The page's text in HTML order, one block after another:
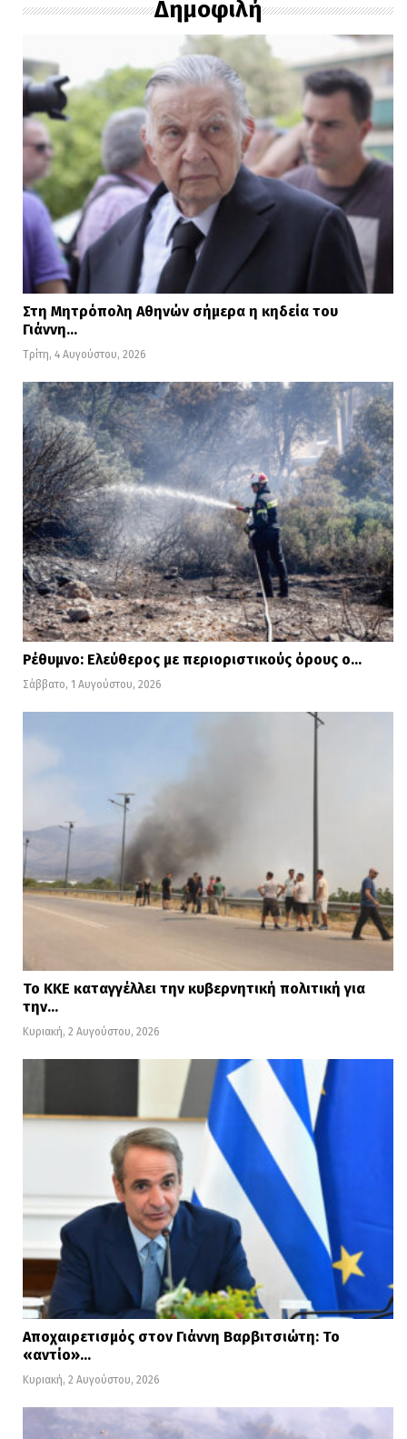
Δημοφιλή
Στη Μητρόπολη Αθηνών σήμερα η κηδεία του
Γιάννη…
Τρίτη, 4 Αυγούστου, 2026
Ρέθυμνο: Ελεύθερος με περιοριστικούς όρους ο…
Σάββατο, 1 Αυγούστου, 2026
Το ΚΚΕ καταγγέλλει την κυβερνητική πολιτική για
την…
Κυριακή, 2 Αυγούστου, 2026
Αποχαιρετισμός στον Γιάννη Βαρβιτσιώτη: Το
«αντίο»…
Κυριακή, 2 Αυγούστου, 2026